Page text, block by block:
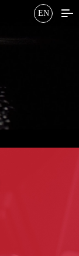
EN